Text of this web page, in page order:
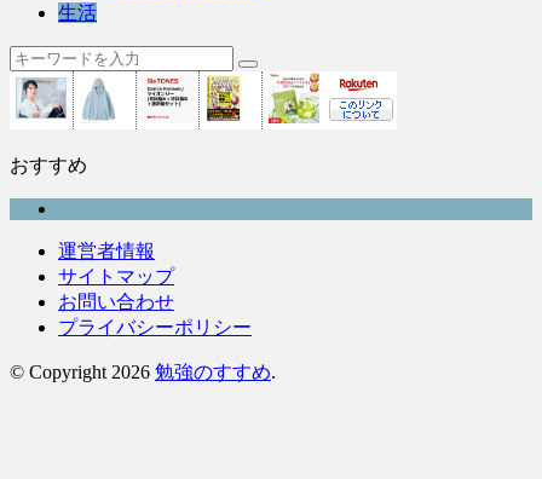
生活
おすすめ
運営者情報
サイトマップ
お問い合わせ
プライバシーポリシー
© Copyright 2026 勉強のすすめ.